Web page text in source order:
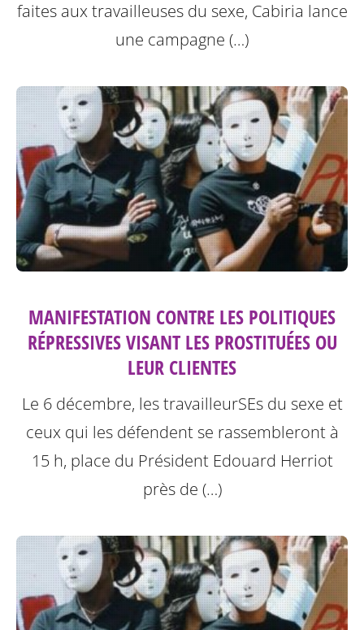
faites aux travailleuses du sexe, Cabiria lance
une campagne (…)
MANIFESTATION CONTRE LES POLITIQUES
RÉPRESSIVES VISANT LES PROSTITUÉES OU
LEUR CLIENTES
Le 6 décembre, les travailleurSEs du sexe et
ceux qui les défendent se rassembleront à
15 h, place du Président Edouard Herriot
près de (…)